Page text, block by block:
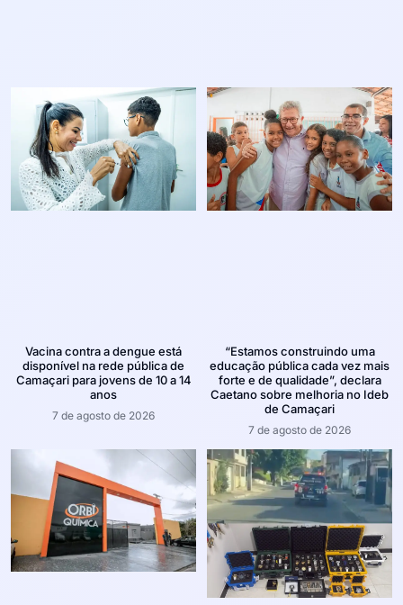
Vacina contra a dengue está
disponível na rede pública de
Camaçari para jovens de 10 a 14
anos
7 de agosto de 2026
“Estamos construindo uma
educação pública cada vez mais
forte e de qualidade”, declara
Caetano sobre melhoria no Ideb
de Camaçari
7 de agosto de 2026